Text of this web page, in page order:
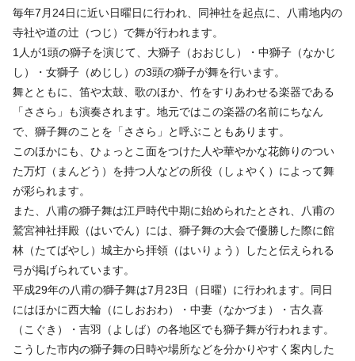
毎年7月24日に近い日曜日に行われ、同神社を起点に、八甫地内の
寺社や道の辻（つじ）で舞が行われます。
1人が1頭の獅子を演じて、大獅子（おおじし）・中獅子（なかじ
し）・女獅子（めじし）の3頭の獅子が舞を行います。
舞とともに、笛や太鼓、歌のほか、竹をすりあわせる楽器である
「ささら」も演奏されます。地元ではこの楽器の名前にちなん
で、獅子舞のことを「ささら」と呼ぶこともあります。
このほかにも、ひょっとこ面をつけた人や華やかな花飾りのつい
た万灯（まんどう）を持つ人などの所役（しょやく）によって舞
が彩られます。
また、八甫の獅子舞は江戸時代中期に始められたとされ、八甫の
鷲宮神社拝殿（はいでん）には、獅子舞の大会で優勝した際に館
林（たてばやし）城主から拝領（はいりょう）したと伝えられる
弓が掲げられています。
平成29年の八甫の獅子舞は7月23日（日曜）に行われます。同日
にはほかに西大輪（にしおおわ）・中妻（なかづま）・古久喜
（こぐき）・吉羽（よしば）の各地区でも獅子舞が行われます。
こうした市内の獅子舞の日時や場所などを分かりやすく案内した